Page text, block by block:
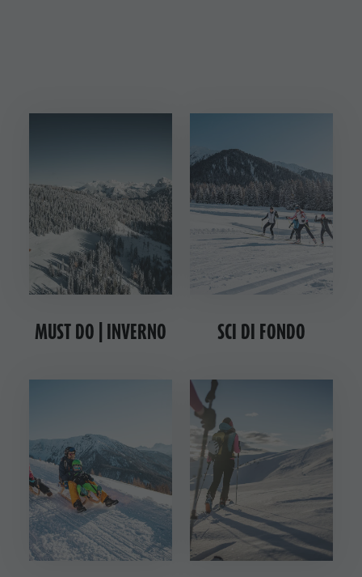
MUST DO | INVERNO SCI DI FONDO